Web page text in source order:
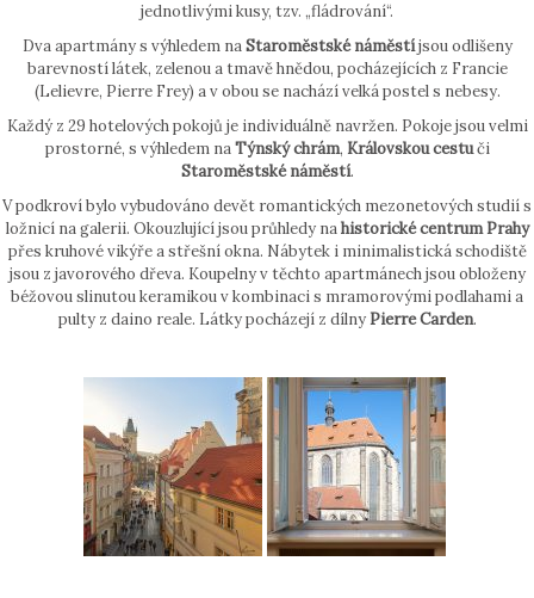
jednotlivými kusy, tzv. „fládrování“.
Dva apartmány s výhledem naStaroměstské náměstíjsou odlišeny
barevností látek, zelenou a tmavě hnědou, pocházejících z Francie
(Lelievre, Pierre Frey) a v obou se nachází velká postel s nebesy.
Každý z 29 hotelových pokojů je individuálně navržen. Pokoje jsou velmi
prostorné, s výhledem naTýnský chrám, Královskou cestuči
Staroměstské náměstí.
V podkroví bylo vybudováno devět romantických mezonetových studií s
ložnicí na galerii. Okouzlující jsou průhledy nahistorické centrum Prahy
přes kruhové vikýře a střešní okna. Nábytek i minimalistická schodiště
jsou z javorového dřeva. Koupelny v těchto apartmánech jsou obloženy
béžovou slinutou keramikou v kombinaci s mramorovými podlahami a
pulty z daino reale. Látky pocházejí z dílnyPierre Carden.